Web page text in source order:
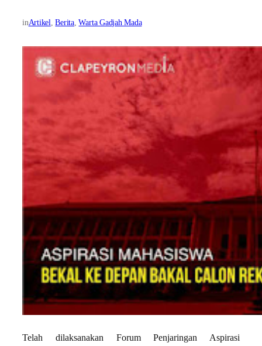
inArtikel, Berita, Warta Gadjah Mada
Telah dilaksanakan Forum Penjaringan Aspirasi